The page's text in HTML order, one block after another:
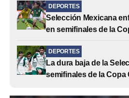
DEPORTES
Selección Mexicana
en semifinales de la
DEPORTES
La dura baja de la
semifinales de la Copa